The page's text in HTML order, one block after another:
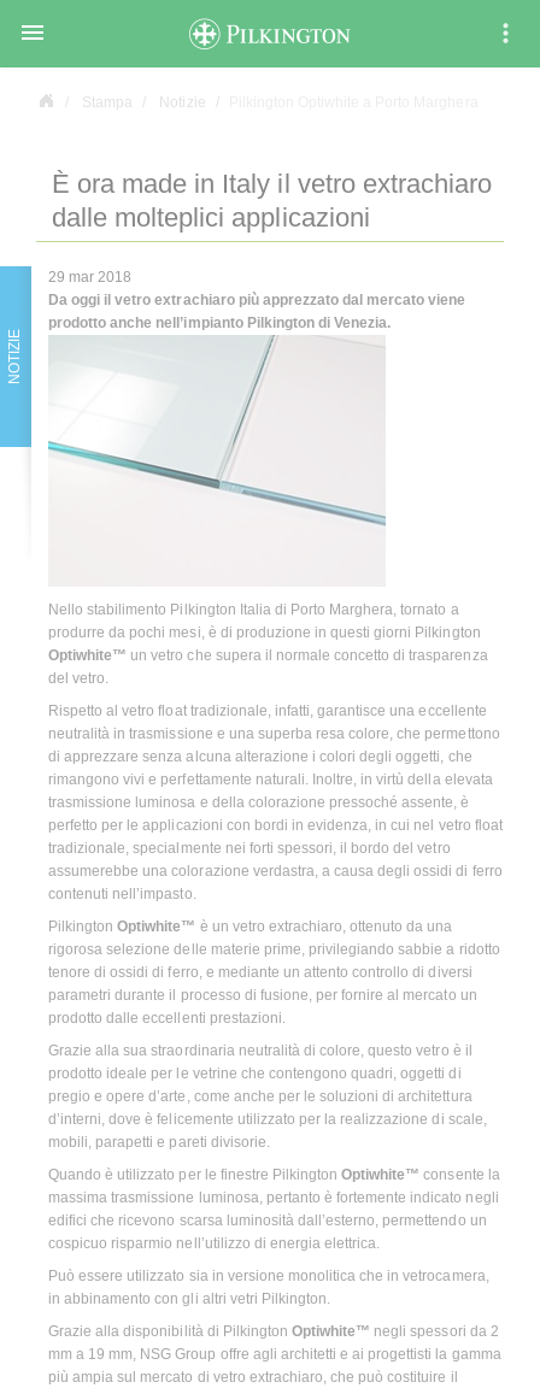

Stampa Notizie
È ora made in Italy il vetro extrachiaro
dalle molteplici applicazioni
NOTIZIE
29 mar 2018
Da oggi il vetro extrachiaro più apprezzato dal mercato viene
prodotto anche nell’impianto Pilkington di Venezia.
Nello stabilimento Pilkington Italia di Porto Marghera, tornato a
produrre da pochi mesi, è di produzione in questi giorni Pilkington
Optiwhite™ un vetro che supera il normale concetto di trasparenza
del vetro.
Rispetto al vetro float tradizionale, infatti, garantisce una eccellente
neutralità in trasmissione e una superba resa colore, che permettono
di apprezzare senza alcuna alterazione i colori degli oggetti, che
rimangono vivi e perfettamente naturali. Inoltre, in virtù della elevata
trasmissione luminosa e della colorazione pressoché assente, è
perfetto per le applicazioni con bordi in evidenza, in cui nel vetro float
tradizionale, specialmente nei forti spessori, il bordo del vetro
assumerebbe una colorazione verdastra, a causa degli ossidi di ferro
contenuti nell’impasto.
PilkingtonOptiwhite™ è un vetro extrachiaro, ottenuto da una
rigorosa selezione delle materie prime, privilegiando sabbie a ridotto
tenore di ossidi di ferro, e mediante un attento controllo di diversi
parametri durante il processo di fusione, per fornire al mercato un
prodotto dalle eccellenti prestazioni.
Grazie alla sua straordinaria neutralità di colore, questo vetro è il
prodotto ideale per le vetrine che contengono quadri, oggetti di
pregio e opere d’arte, come anche per le soluzioni di architettura
d’interni, dove è felicemente utilizzato per la realizzazione di scale,
mobili, parapetti e pareti divisorie.
Quando è utilizzato per le finestre PilkingtonOptiwhite™ consente la
massima trasmissione luminosa, pertanto è fortemente indicato negli
edifici che ricevono scarsa luminosità dall’esterno, permettendo un
cospicuo risparmio nell’utilizzo di energia elettrica.
Può essere utilizzato sia in versione monolitica che in vetrocamera,
in abbinamento con gli altri vetri Pilkington.
Grazie alla disponibilità di Pilkington Optiwhite™ negli spessori da 2
mm a 19 mm, NSG Group offre agli architetti e ai progettisti la gamma
più ampia sul mercato di vetro extrachiaro, che può costituire il